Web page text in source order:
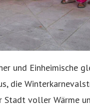
und Einheimische
die
Stadt voller Wärme